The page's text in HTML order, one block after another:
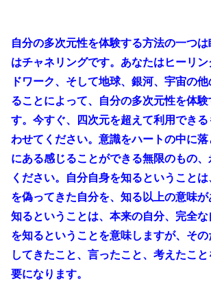
自分の多次元性を体験する方法の一つ
はチャネリングです。あなたはヒーリ
ドワーク、そして地球、銀河、宇宙の
ることによって、自分の多次元性を体験
す。今すぐ、四次元を超えて利用でき
わせてください。意識をハートの中に
にある感じることができる無限のもの
ください。自分自身を知るということ
を偽ってきた自分を、知る以上の意味
知るということは、本来の自分、完全
を知るということを意味しますが、そ
してきたこと、言ったこと、考えたこ
要になります。